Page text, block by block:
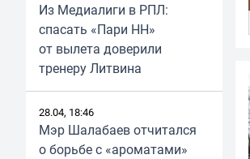
Из Медиалиги в РПЛ:
спасать «Пари НН»
от вылета доверили
тренеру Литвина
28.04, 18:46
Мэр Шалабаев отчитался
о борьбе с «ароматами»